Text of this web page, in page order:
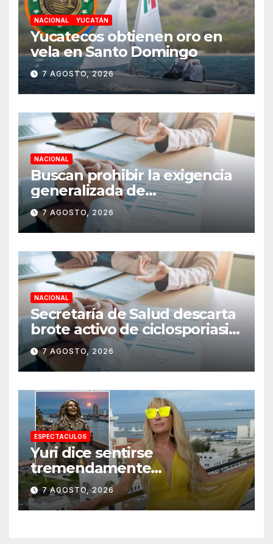
NACIONAL YUCATÁN
Yucatecos obtienen oro en
vela en Santo Domingo
7 AGOSTO, 2026
NACIONAL
Buscan prohibir la exigencia
generalizada de
antecedentes penales para
obtener empleo en México
7 AGOSTO, 2026
NACIONAL
Secretaría de Salud descarta
brote activo de ciclosporiasis
en México y pide tranquilidad
a la población
7 AGOSTO, 2026
ESPECTACULOS
Yuri dice sentirse
tremendamente
emocionada sobre su estatua
que le harán en Veracruz
7 AGOSTO, 2026